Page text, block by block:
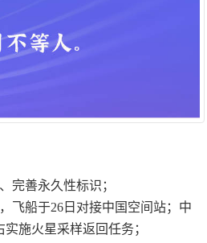
完善永久性标识；
飞船于26日对接中国空间站；中
施火星采样返回任务；